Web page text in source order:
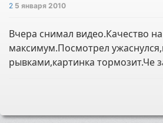
2 5 января 2010
Вчера снимал видео.Качество на
максимум.Посмотрел
рывками,картинка тормозит.Че